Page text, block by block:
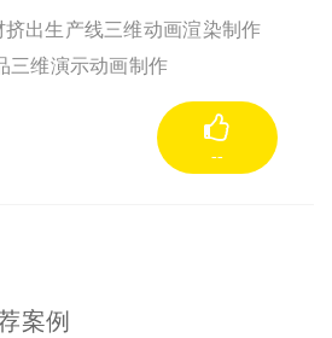
出生产线三维动画渲染制作
三维演示动画制作
--
案例